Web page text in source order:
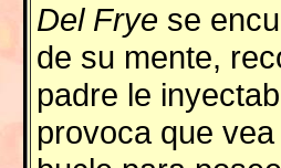
Del Frye se
de su mente,
padre le
provoca que